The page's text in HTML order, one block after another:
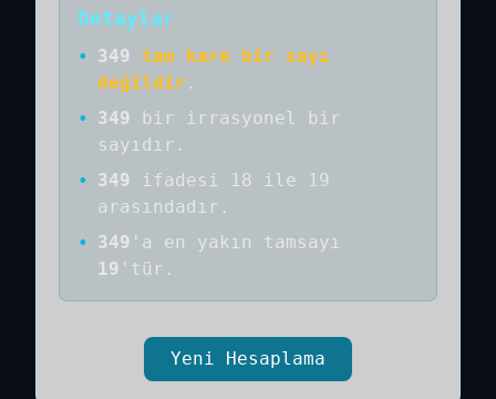
Detaylar
• 349
tam kare bir sayı
değildir .
•
349 bir
irrasyonel bir
sayıdır .
•
349
ifadesi 18 ile 19
arasındadır.
•
349 'a en yakın tamsayı
19 'tür.
Yeni Hesaplama